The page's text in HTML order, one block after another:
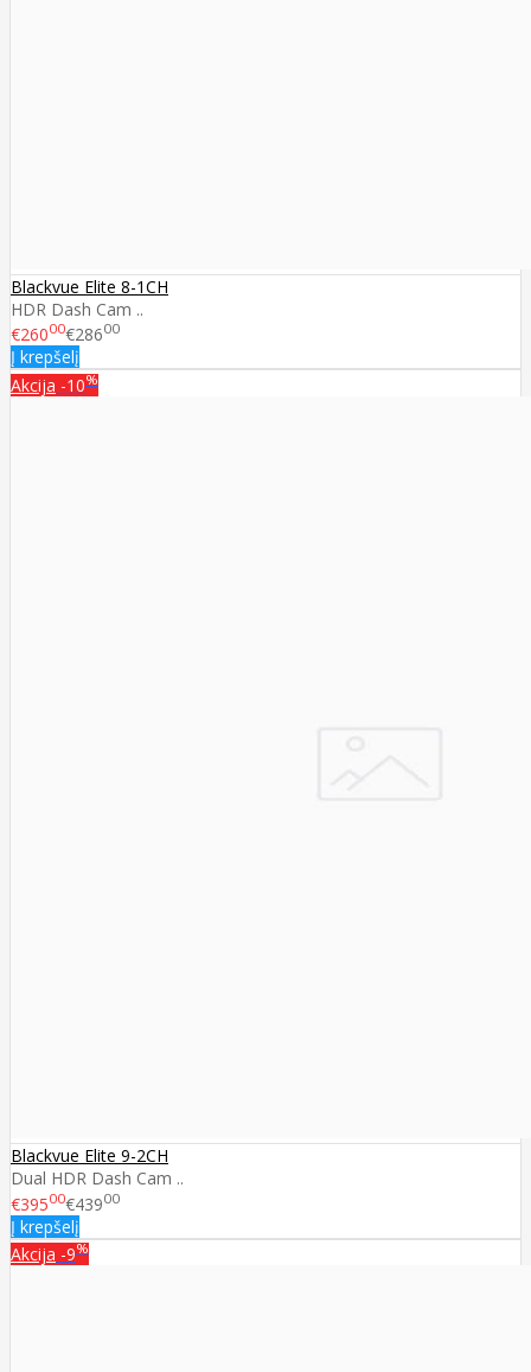
Blackvue Elite 8-1CH
HDR Dash Cam ..
€26000€28600
Į krepšelį
Akcija -10%
Blackvue Elite 9-2CH
Dual HDR Dash Cam ..
€39500€43900
Į krepšelį
Akcija -9%